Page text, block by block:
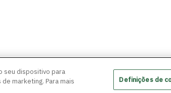
seu dispositivo para
marketing. Para mais
Definições de